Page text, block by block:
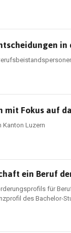
Fokus auf
Kanton Luzern
ein Beruf
für
des Bachelor-